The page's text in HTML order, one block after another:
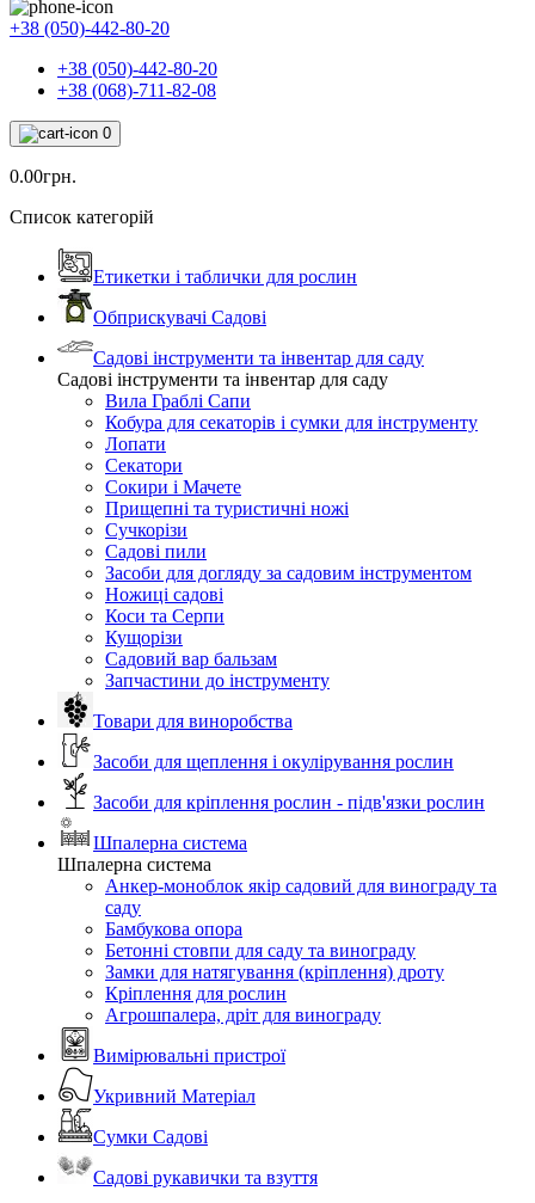
+38 (050)-442-80-20
+38 (050)-442-80-20
+38 (068)-711-82-08
0
0.00грн.
Список категорій
Етикетки і таблички для рослин
Обприскувачі Садові
Садові інструменти та інвентар для саду
Садові інструменти та інвентар для саду
Вила Граблі Сапи
Кобура для секаторів і сумки для інструменту
Лопати
Секатори
Сокири і Мачете
Прищепні та туристичні ножі
Сучкорізи
Садові пили
Засоби для догляду за садовим інструментом
Ножиці садові
Коси та Серпи
Кущорізи
Садовий вар бальзам
Запчастини до інструменту
Товари для виноробства
Засоби для щеплення і окулірування рослин
Засоби для кріплення рослин - підв'язки рослин
Шпалерна система
Шпалерна система
Анкер-моноблок якір садовий для винограду та
саду
Бамбукова опора
Бетонні стовпи для саду та винограду
Замки для натягування (кріплення) дроту
Кріплення для рослин
Агрошпалера, дріт для винограду
Вимірювальні пристрої
Укривний Матеріал
Сумки Садові
Садові рукавички та взуття